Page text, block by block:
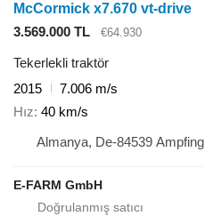
McCormick x7.670 vt-drive
3.569.000 TL
€64.930
Tekerlekli traktör
2015
7.006 m/s
Hız 40 km/s
Almanya, De-84539 Ampfing
E-FARM GmbH